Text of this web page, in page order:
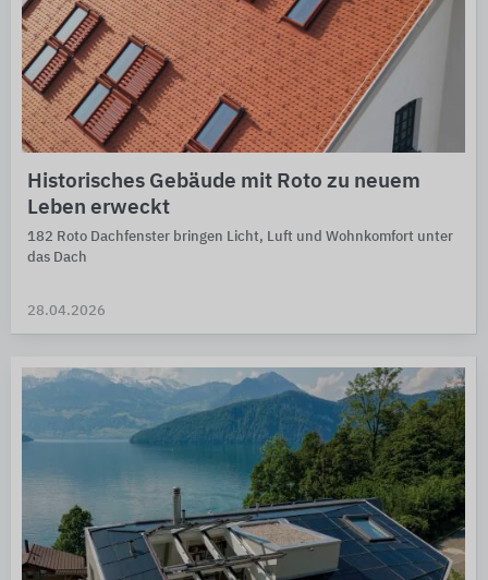
Historisches Gebäude mit Roto zu neuem
Leben erweckt
182 Roto Dachfenster bringen Licht, Luft und Wohnkomfort unter
das Dach
28.04.2026